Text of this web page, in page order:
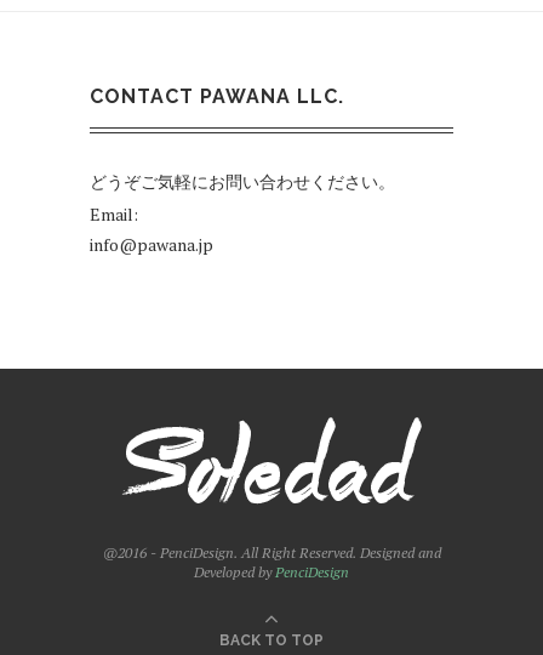
CONTACT PAWANA LLC.
どうぞご気軽にお問い合わせください。
Email:
info@pawana.jp
@2016 - PenciDesign. All Right Reserved. Designed and
Developed byPenciDesign
BACK TO TOP